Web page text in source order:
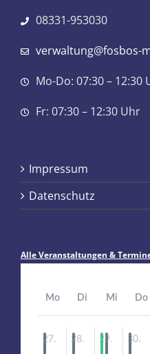
08331-953030
verwaltung@fosbos-
Mo-Do: 07:30 – 12:30
Fr: 07:30 – 12:30 Uhr
Impressum
Datenschutz
Alle Veranstaltungen &